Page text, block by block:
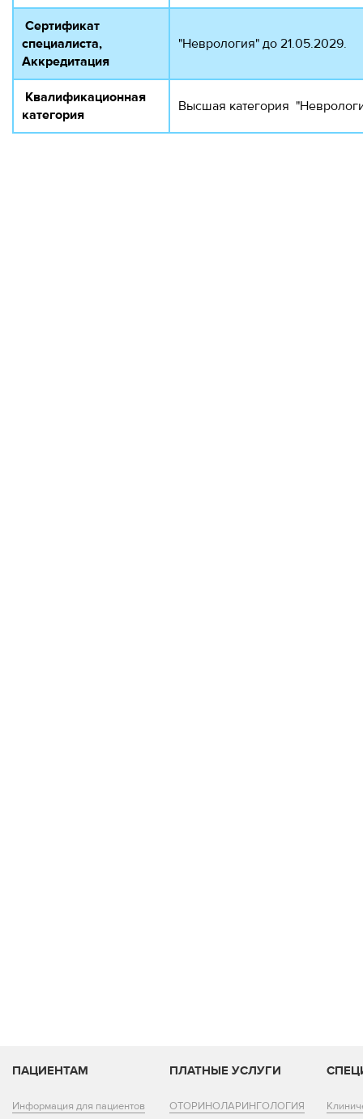
Сертификат
специалиста,
Аккредитация
"Неврология" до 21.05.2029.
Квалификационная
категория
Высшая категория
ПАЦИЕНТАМ
Информация для пациентов
ПЛАТНЫЕ УСЛУГИ
ОТОРИНОЛАРИНГОЛОГИЯ